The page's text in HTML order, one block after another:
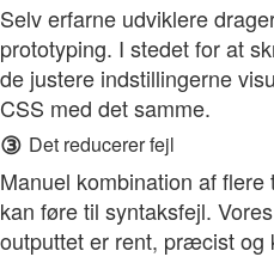
Selv erfarne udviklere
prototyping. I stedet for at
de justere indstillingerne
CSS med det samme.
③ Det reducerer fejl
Manuel kombination af
kan føre til syntaksfejl.
outputtet er rent, præcist og